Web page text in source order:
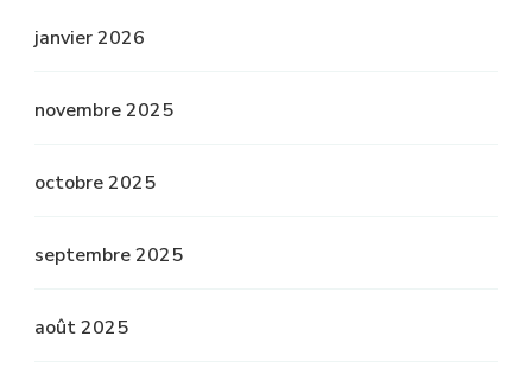
janvier 2026
novembre 2025
octobre 2025
septembre 2025
août 2025